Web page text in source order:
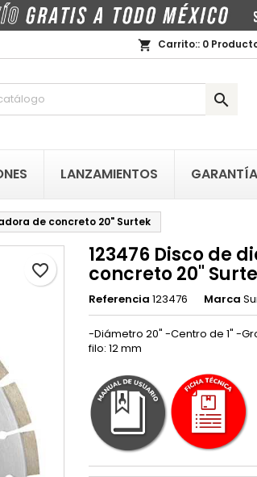
shopping_cart Carrito:: 0

LANZAMIENTOS
de concreto 20" Surtek
favorite_border
123476 Disco de
concreto 20"
Referencia 123476 Marca
-Diámetro 20" -Centro de 1" -
filo: 12 mm
deseos
Cancelar Crear lista de
guardar productos en su lista de deseos.